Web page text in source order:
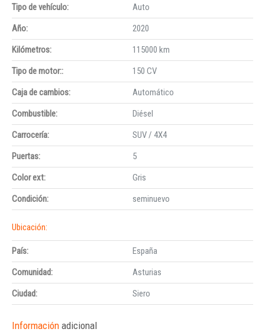
Tipo de vehículo:
Auto
Año:
2020
Kilómetros:
115000 km
Tipo de motor::
150 CV
Caja de cambios:
Automático
Combustible:
Diésel
Carrocería:
SUV / 4X4
Puertas:
5
Color ext:
Gris
Condición:
seminuevo
Ubicación:
País:
España
Comunidad:
Asturias
Ciudad:
Siero
Información adicional